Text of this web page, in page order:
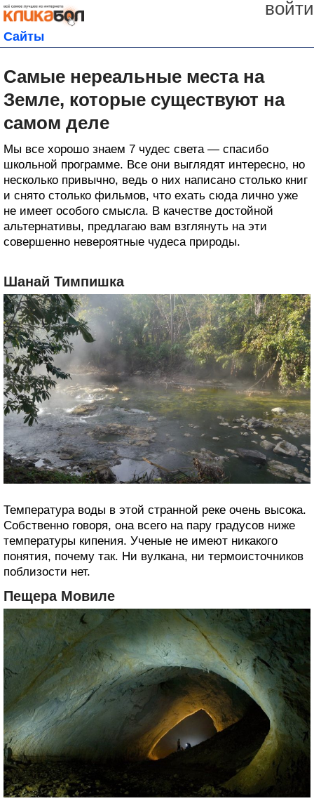
войти
Сайты
Самые нереальные места на
Земле, которые существуют на
самом деле
Мы все хорошо знаем 7 чудес света — спасибо
школьной программе. Все они выглядят интересно, но
несколько привычно, ведь о них написано столько книг
и снято столько фильмов, что ехать сюда лично уже
не имеет особого смысла. В качестве достойной
альтернативы, предлагаю вам взглянуть на эти
совершенно невероятные чудеса природы.
Шанай Тимпишка
Температура воды в этой странной реке очень высока.
Собственно говоря, она всего на пару градусов ниже
температуры кипения. Ученые не имеют никакого
понятия, почему так. Ни вулкана, ни термоисточников
поблизости нет.
Пещера Мовиле